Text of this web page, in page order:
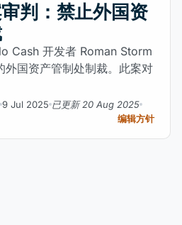
判：禁止外国资
Cash 开发者 Roman Storm
外国资产管制处制裁。此案对
9 Jul 2025 已更新 20 Aug 2025
编辑方针